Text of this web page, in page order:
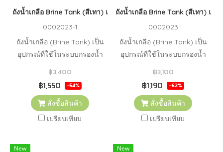
ถังน้ำเกลือ Brine Tank (สีเทา) แบบมีลูกลอย ขนาด 70 ลิตร
0002023-1
ถังน้ำเกลือ (Brine Tank) เป็น
อุปกรณ์ที่ใช้ในระบบกรองน้ำ
และการบำบัดน้ำเพื่อจัดเตรียม
ฟื้นฟู (regeneration) ของสาร
กรอง
฿3,400
฿1,550 -54%
สั่งซื้อสินค้า
เปรียบเทียบ
ถังน้ำเกลือ Brine Tank (สีเทา) แ
0002023
ถังน้ำเกลือ (Brine Tank) เป็น
อุปกรณ์ที่ใช้ในระบบกรองน้ำ
และการบำบัดน้ำเพื่อจัดเตรียม
ฟื้นฟู (regeneration) ของสาร
กรอง
฿3,100
฿1,190 -62%
สั่งซื้อสินค้า
เปรียบเทียบ
New New